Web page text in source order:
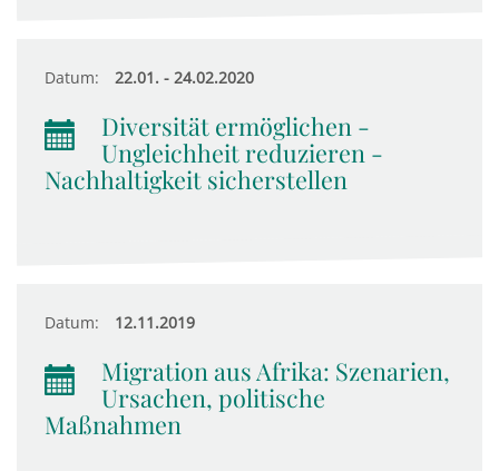
Datum: 22.01. - 24.02.2020
Diversität ermöglichen -
Ungleichheit reduzieren -
Nachhaltigkeit sicherstellen
Datum: 12.11.2019
Migration aus Afrika: Szenarien,
Ursachen, politische
Maßnahmen